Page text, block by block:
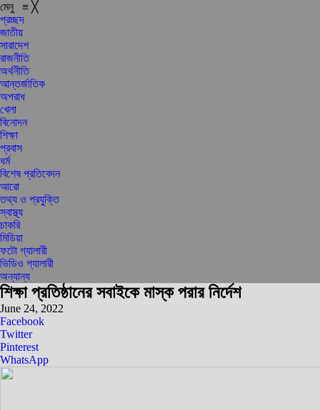
মেনু ≡ ╳
প্রচ্ছদ
জাতীয়
সারাদেশ
রাজনীতি
অর্থনীতি
আন্তর্জাতিক
অপরাধ
খেলা
বিনোদন
শিক্ষা
প্রবাস
ধর্ম
বিশেষ প্রতিবেদন
আরো
তথ্য ও প্রযুক্তি
স্বাস্থ্য
চাকরি
মিডিয়া
ফটো গ্যালারী
ভিডিও গ্যালারী
অন্যান্য
শিক্ষা প্রতিষ্ঠানের সবাইকে মাস্ক পরার নির্দেশ
June 24, 2022
Facebook
Twitter
Pinterest
WhatsApp